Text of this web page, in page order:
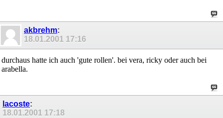
akbrehm:
18.01.2001 17:16
durchaus hatte ich auch 'gute rollen'. bei vera, ricky oder auch bei
arabella.
lacoste:
18.01.2001 17:18